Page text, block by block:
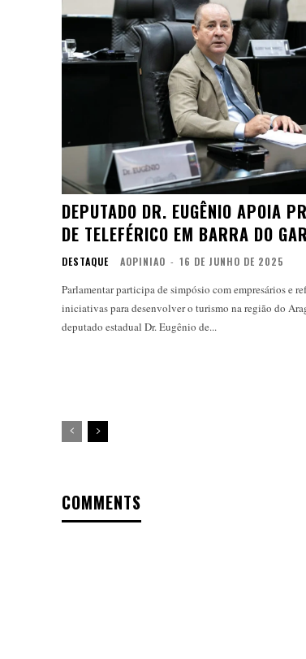
DEPUTADO DR. EUGÊNIO APOIA
DE TELEFÉRICO EM BARRA DO
DESTAQUE AOPINIAO - 16 DE JUNHO DE 2025
Parlamentar participa de simpósio com empresários e
iniciativas para desenvolver o turismo na região do
deputado estadual Dr. Eugênio de...
COMMENTS